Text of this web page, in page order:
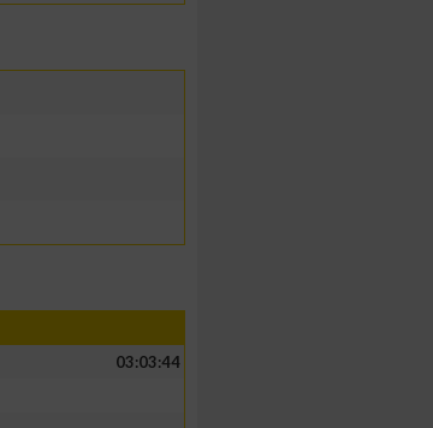
03:03:44